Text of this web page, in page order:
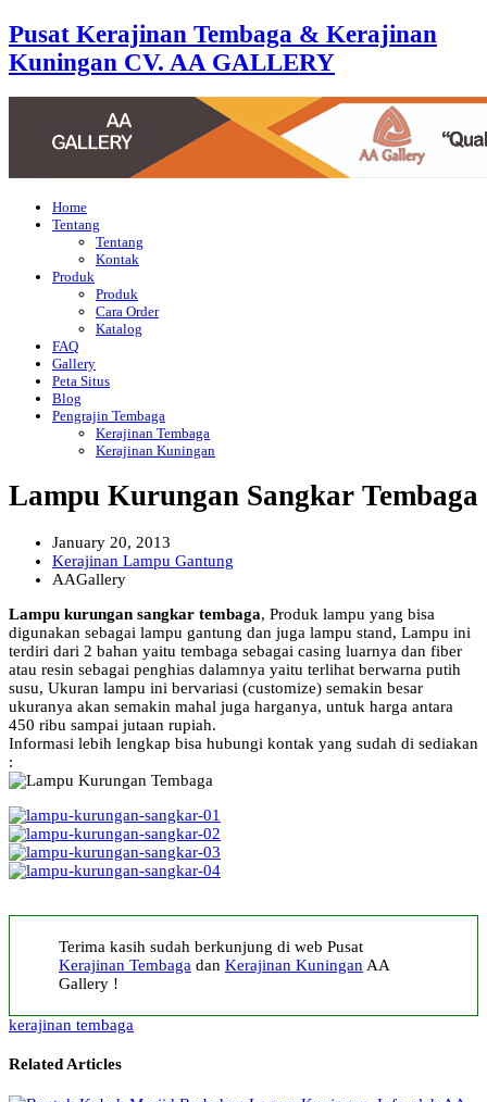
Pusat Kerajinan Tembaga & Kerajinan
Kuningan CV. AA GALLERY
Home
Tentang
Tentang
Kontak
Produk
Produk
Cara Order
Katalog
FAQ
Gallery
Peta Situs
Blog
Pengrajin Tembaga
Kerajinan Tembaga
Kerajinan Kuningan
Lampu Kurungan Sangkar Tembaga
January 20, 2013
Kerajinan Lampu Gantung
AAGallery
Lampu kurungan sangkar tembaga, Produk lampu yang bisa
digunakan sebagai lampu gantung dan juga lampu stand, Lampu ini
terdiri dari 2 bahan yaitu tembaga sebagai casing luarnya dan fiber
atau resin sebagai penghias dalamnya yaitu terlihat berwarna putih
susu, Ukuran lampu ini bervariasi (customize) semakin besar
ukuranya akan semakin mahal juga harganya, untuk harga antara
450 ribu sampai jutaan rupiah.
Informasi lebih lengkap bisa hubungi kontak yang sudah di sediakan
:
Terima kasih sudah berkunjung di web Pusat
Kerajinan Tembaga dan Kerajinan Kuningan AA
Gallery !
kerajinan tembaga
Related Articles